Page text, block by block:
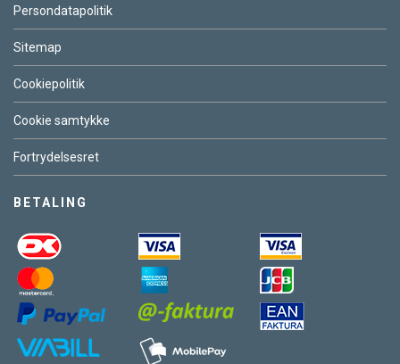
Persondatapolitik
Sitemap
Cookiepolitik
Cookie samtykke
Fortrydelsesret
BETALING